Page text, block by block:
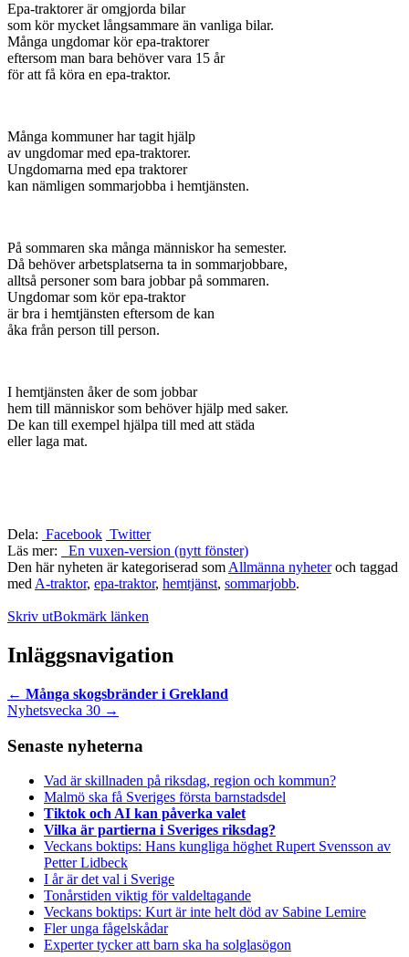
Epa-traktorer är omgjorda bilar
som kör mycket långsammare än vanliga bilar.
Många ungdomar kör epa-traktorer
eftersom man bara behöver vara 15 år
för att få köra en epa-traktor.
Många kommuner har tagit hjälp
av ungdomar med epa-traktorer.
Ungdomarna med epa traktorer
kan nämligen sommarjobba i hemtjänsten.
På sommaren ska många människor ha semester.
Då behöver arbetsplatserna ta in sommarjobbare,
alltså personer som bara jobbar på sommaren.
Ungdomar som kör epa-traktor
är bra i hemtjänsten eftersom de kan
åka från person till person.
I hemtjänsten åker de som jobbar
hem till människor som behöver hjälp med saker.
De kan till exempel hjälpa till med att städa
eller laga mat.
Dela: Facebook Twitter
Läs mer:
En vuxen-version (nytt fönster)
Den här nyheten är kategoriserad som Allmänna nyheteroch taggad
med A-traktor, epa-traktor, hemtjänst, sommarjobb.
Skriv utBokmärk länken
Inläggsnavigation
← Många skogsbränder i Grekland
Nyhetsvecka 30 →
Senaste nyheterna
Vad är skillnaden på riksdag, region och kommun?
Malmö ska få Sveriges första barnstadsdel
Tiktok och AI kan påverka valet
Vilka är partierna i Sveriges riksdag?
Veckans boktips: Hans kungliga höghet Rupert Svensson av
Petter Lidbeck
I år är det val i Sverige
Tonårstiden viktig för valdeltagande
Veckans boktips: Kurt är inte helt död av Sabine Lemire
Fler unga fågelskådar
Experter tycker att barn ska ha solglasögon